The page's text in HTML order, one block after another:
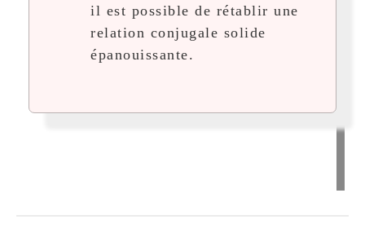
il est possible de rétablir une
relation conjugale solide
épanouissante.